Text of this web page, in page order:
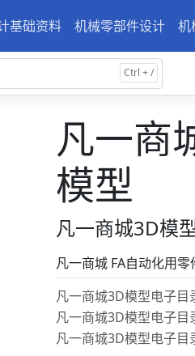
基础资料 机械零部件设计 机
凡一商
模型
凡一商城3D模
凡一商城 FA自动化用
凡一商城3D模型电子目
凡一商城3D模型电子目
凡一商城3D模型电子目